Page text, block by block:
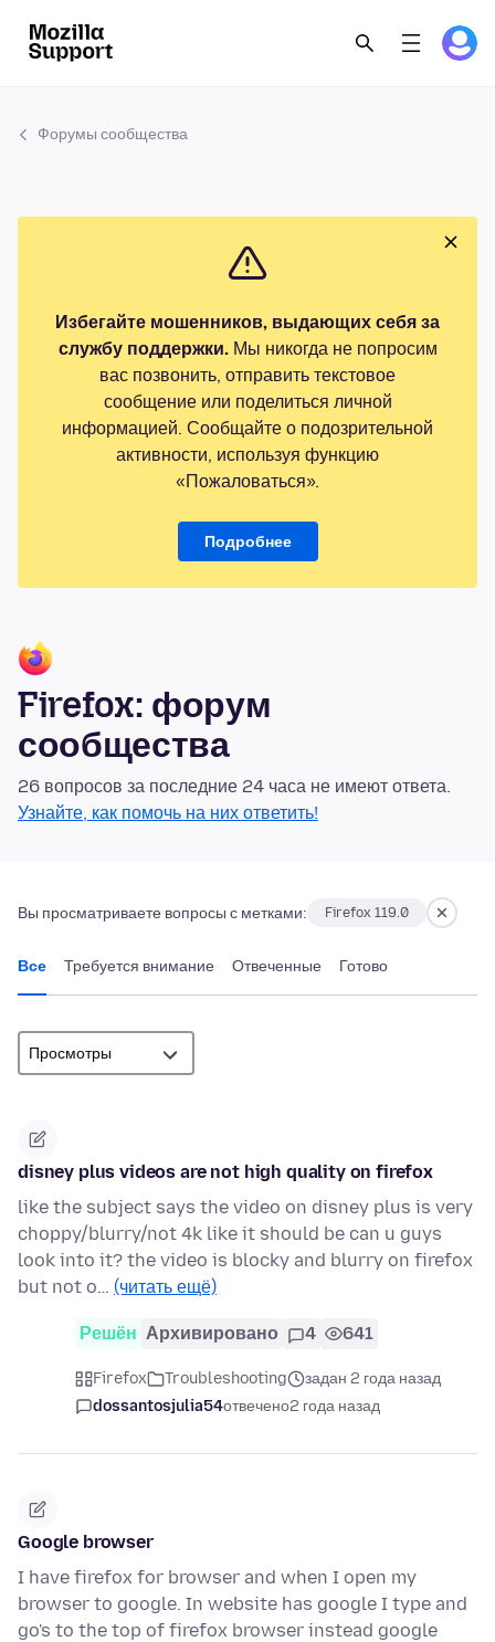
Форумы сообщества
Избегайте мошенников, выдающих себя за
службу поддержки.Мы никогда не попросим
вас позвонить, отправить текстовое
сообщение или поделиться личной
информацией. Сообщайте о подозрительной
активности, используя функцию
«Пожаловаться».
Подробнее
Firefox: форум
сообщества
26 вопросов за последние 24 часа не имеют ответа.
Узнайте, как помочь на них ответить!
Вы просматриваете вопросы с метками: Firefox 119.0
Все Требуется внимание Отвеченные Готово
disney plus videos are not high quality on firefox
like the subject says the video on disney plus is very
choppy/blurry/not 4k like it should be can u guys
look into it? the video is blocky and blurry on firefox
but not o… (читать ещё)
Решён Архивировано 4 641
Firefox Troubleshooting
задан 2 года назад
dossantosjulia54отвечено2 года назад
Google browser
I have firefox for browser and when I open my
browser to google. In website has google I type and
go's to the top of firefox browser instead google